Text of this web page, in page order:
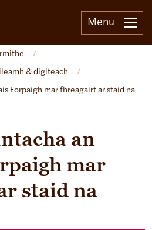
Menu
/
& digiteach /
Eorpaigh mar fhreagairt ar staid na
an
mar
staid na